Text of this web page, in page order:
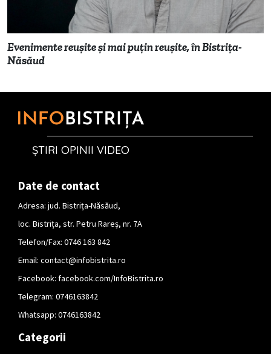
Evenimente reușite și mai puțin reușite, în Bistrița-
Năsăud
ȘTIRI OPINII VIDEO
Date de contact
Adresa: jud. Bistrița-Năsăud,
loc. Bistrița, str. Petru Rareș, nr. 7A
Telefon/Fax: 0746 163 842
Email: contact@infobistrita.ro
Facebook: facebook.com/InfoBistrita.ro
Telegram: 0746163842
Whatsapp: 0746163842
Categorii